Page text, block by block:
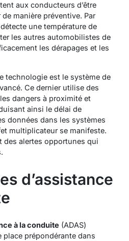
aux conducteurs d’être
manière préventive. Par
une température de
les autres automobilistes de
les dérapages et les
technologie est le système de
Ce dernier utilise des
dangers à proximité et
ainsi le délai de
données dans les systèmes
multiplicateur se manifeste.
des alertes opportunes qui
d’assistance
à la conduite (ADAS)
place prépondérante dans